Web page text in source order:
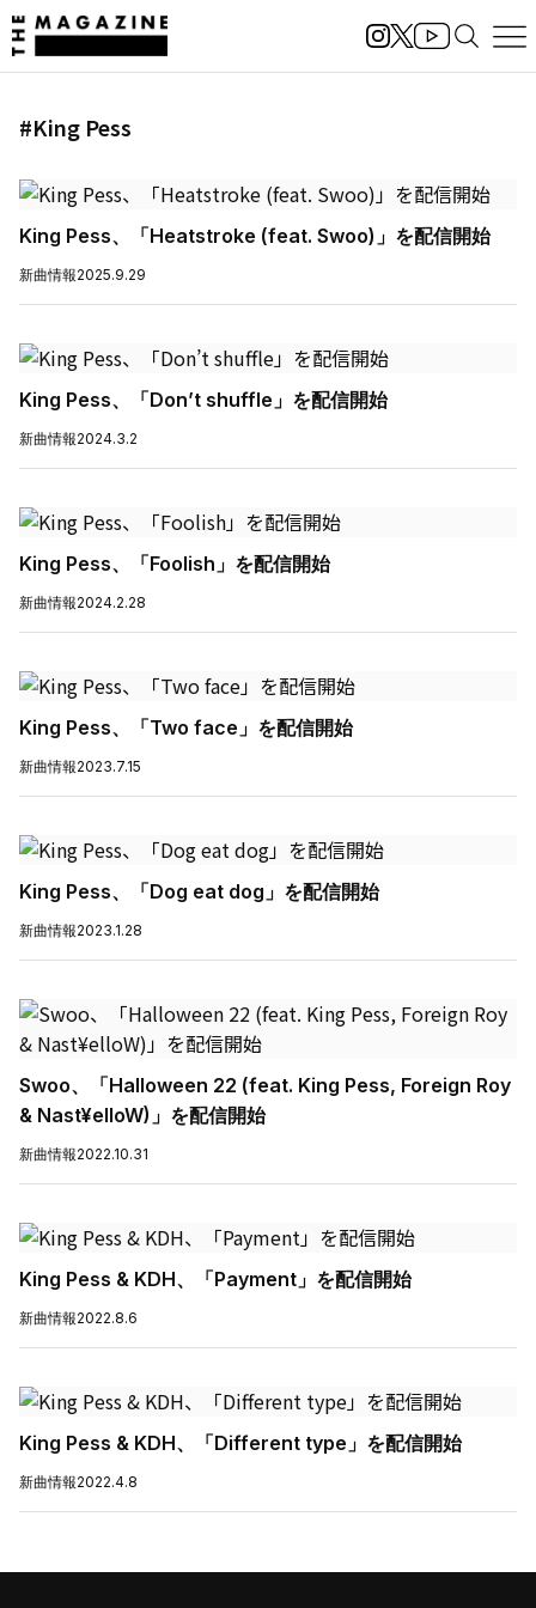
#King Pess
King Pess、「Heatstroke (feat. Swoo)」を配信開始
新曲情報2025.9.29
King Pess、「Don’t shuffle」を配信開始
新曲情報2024.3.2
King Pess、「Foolish」を配信開始
新曲情報2024.2.28
King Pess、「Two face」を配信開始
新曲情報2023.7.15
King Pess、「Dog eat dog」を配信開始
新曲情報2023.1.28
Swoo、「Halloween 22 (feat. King Pess, Foreign Roy
& Nast¥elloW)」を配信開始
新曲情報2022.10.31
King Pess & KDH、「Payment」を配信開始
新曲情報2022.8.6
King Pess & KDH、「Different type」を配信開始
新曲情報2022.4.8